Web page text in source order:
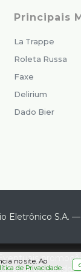
Principais
La Trappe
Roleta Russa
Faxe
Delirium
Dado Bier
Eletrônico S.A. —
aqui veiculados
no site. Ao
de Privacidade.